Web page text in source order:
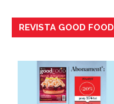
REVISTA GOOD FOOD